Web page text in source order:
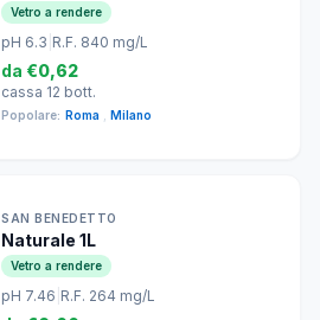
Vetro a rendere
pH 6.3 R.F. 840 mg/L
da €0,62
cassa 12 bott.
Popolare: Roma Milano
SAN BENEDETTO
Naturale 1L
Vetro a rendere
pH 7.46 R.F. 264 mg/L